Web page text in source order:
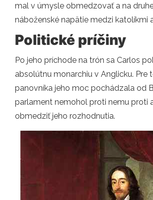
mal v úmysle obmedzovať a na
náboženské napätie medzi katolíkmi
Politické príčiny
Po jeho príchode na trón sa Carlos
absolútnu monarchiu v Anglicku. Pre
panovníka jeho moc pochádzala od
parlament nemohol proti nemu proti
obmedziť jeho rozhodnutia.